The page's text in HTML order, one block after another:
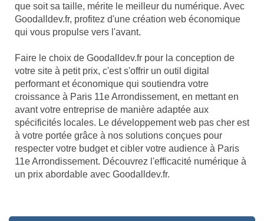
que soit sa taille, mérite le meilleur du numérique. Avec
Goodalldev.fr, profitez d'une création web économique
qui vous propulse vers l'avant.
Faire le choix de Goodalldev.fr pour la conception de
votre site à petit prix, c'est s'offrir un outil digital
performant et économique qui soutiendra votre
croissance à Paris 11e Arrondissement, en mettant en
avant votre entreprise de manière adaptée aux
spécificités locales. Le développement web pas cher est
à votre portée grâce à nos solutions conçues pour
respecter votre budget et cibler votre audience à Paris
11e Arrondissement. Découvrez l'efficacité numérique à
un prix abordable avec Goodalldev.fr.